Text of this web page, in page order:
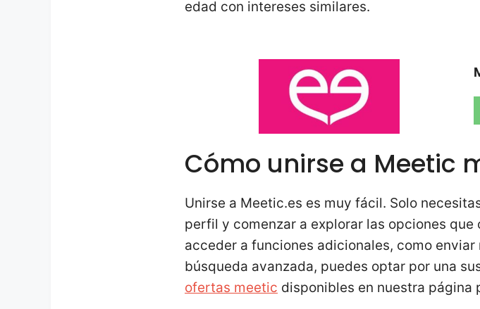
edad con intereses similares.
Cómo unirse a Meetic
Unirse a Meetic.es es muy fácil. Solo
perfil y comenzar a explorar las opciones
acceder a funciones adicionales, como
búsqueda avanzada, puedes optar por una
ofertas meetic disponibles en nuestra página